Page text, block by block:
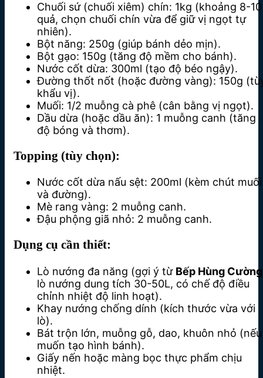
Chuối sứ (chuối xiêm) chín: 1kg (khoảng 8-10
quả, chọn chuối chín vừa để giữ vị ngọt tự
nhiên).
Bột năng: 250g (giúp bánh dẻo mịn).
Bột gạo: 150g (tăng độ mềm cho bánh).
Nước cốt dừa: 300ml (tạo độ béo ngậy).
Đường thốt nốt (hoặc đường vàng): 150g
khẩu vị).
Muối: 1/2 muỗng cà phê (cân bằng vị ngọt).
Dầu dừa (hoặc dầu ăn): 1 muỗng canh (tăng
độ bóng và thơm).
Topping (tùy chọn):
Nước cốt dừa nấu sệt: 200ml (kèm chút muối
và đường).
Mè rang vàng: 2 muỗng canh.
Đậu phộng giã nhỏ: 2 muỗng canh.
Dụng cụ cần thiết:
Lò nướng đa năng (gợi ý từ Bếp Hùng Cường
lò nướng dung tích 30-50L, có chế độ điều
chỉnh nhiệt độ linh hoạt).
Khay nướng chống dính (kích thước vừa với
lò).
Bát trộn lớn, muỗng gỗ, dao, khuôn nhỏ (nếu
muốn tạo hình bánh).
Giấy nến hoặc màng bọc thực phẩm chịu
nhiệt.